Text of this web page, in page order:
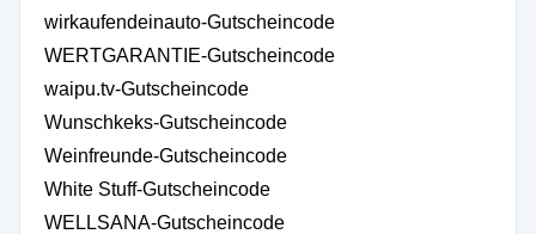
wirkaufendeinauto-Gutscheincode
WERTGARANTIE-Gutscheincode
waipu.tv-Gutscheincode
Wunschkeks-Gutscheincode
Weinfreunde-Gutscheincode
White Stuff-Gutscheincode
WELLSANA-Gutscheincode